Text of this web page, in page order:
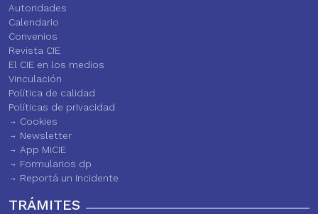
Autoridades
Calendario
Convenios
Revista CIE
El CIE en los medios
Vinculación
Política de calidad
Políticas de privacidad
Cookies
Newsletter
App MiCIE
Formularios dp
Reportá un Incidente
TRÁMITES